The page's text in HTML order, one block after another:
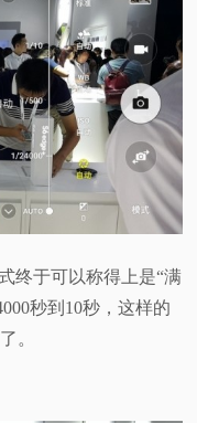
终于可以称得上是“满
秒到10秒，这样的
。